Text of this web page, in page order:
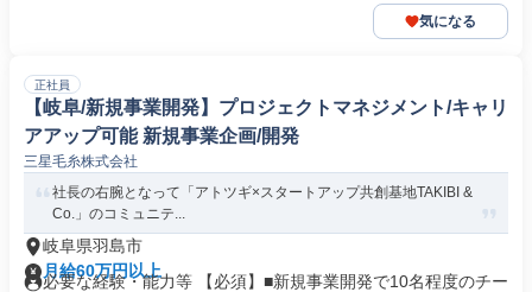
気になる
正社員
【岐阜/新規事業開発】プロジェクトマネジメント/キャリ
アアップ可能 新規事業企画/開発
三星毛糸株式会社
社長の右腕となって「アトツギ×スタートアップ共創基地TAKIBI &
Co.」のコミュニテ...
岐阜県羽島市
月給60万円以上
必要な経験・能力等 【必須】■新規事業開発で10名程度のチー